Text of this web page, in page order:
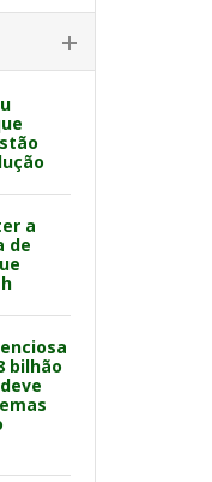
a
de
bilhão